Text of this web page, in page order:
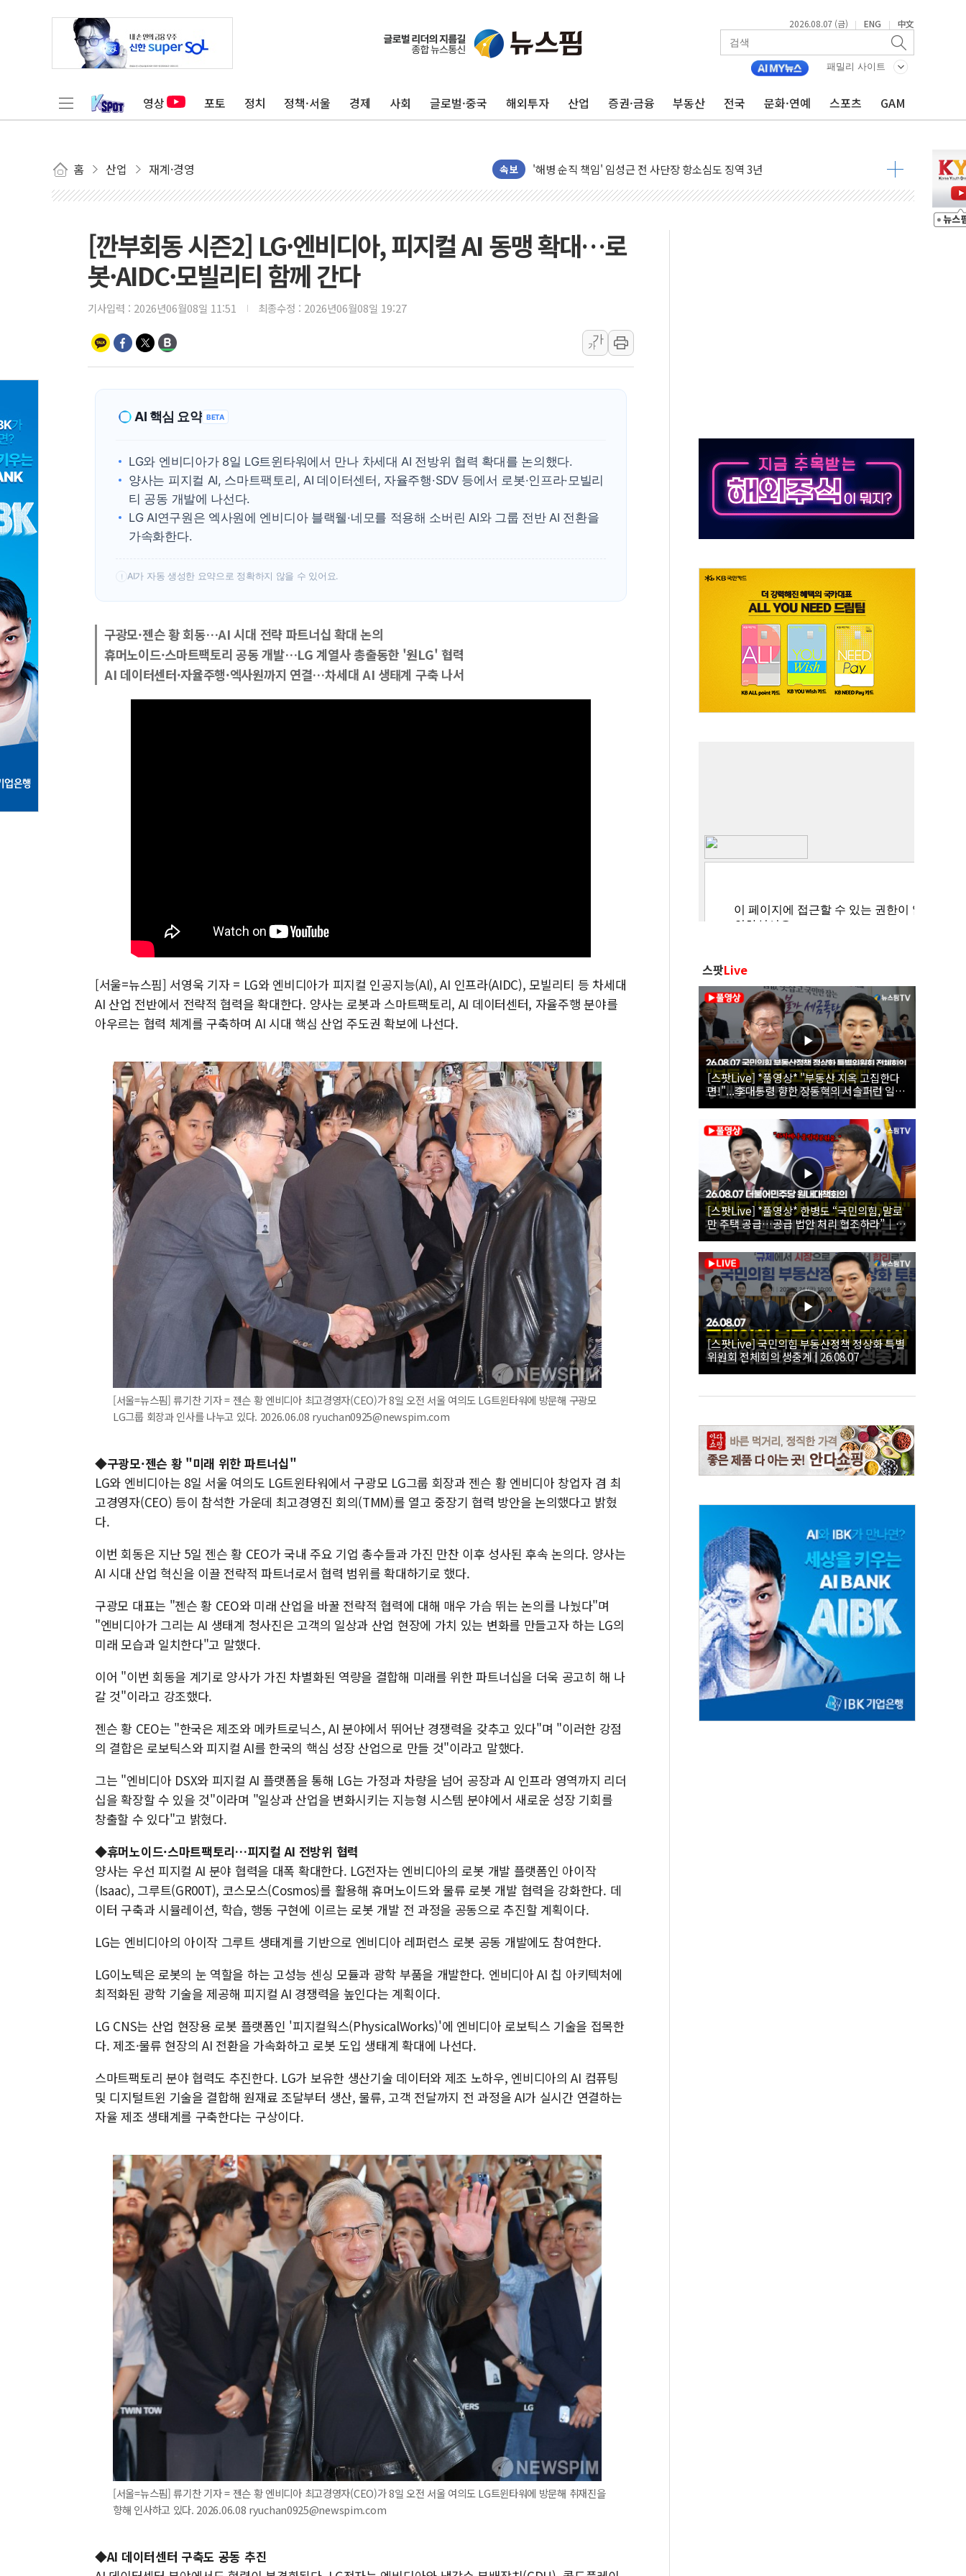
2026.08.07 (금) | ENG | 中文
패밀리 사이트
영상 포토 정치 정책·서울 경제 사회 글로벌·중국 해외투자 산업 증권·금융 부동산 전국 문화·연예 스포츠 GAM
홈 산업 재계·경영 속보
전남광주 화정역 인근 도로 4중 추돌…1명 심정지·5명 부상
청도 문수리 야산서 산불 진화 중...진화헬기 3대 투입
헥토이노베이션, 상반기 매출 첫 2000억원 돌파
우리은행, 고창해상풍력에 4000억 금융 지원
민병덕 "오늘 67개 점포 영업 재개...장바구니에 홈플러스 담아달라" 호소
하나금융이 쏘아 올린 CIFO, 금융지주 포용금융 조직개편 신호탄
"최대 2시간 앞서 침수 예측"…건설연, AI 위험기상 기술 개발
유니슨 "국내생산세액공제·인증제도 개선 수혜 기대"
日, 4~6월 105조원 환시 개입...4월 말 '56조원' 사상 최대
오렌지플래닛 창업재단, 스타트업 지원 프로그램 성료
경찰, '300억대 사기 혐의' 차가원 대표 구속 송치
[깐부회동 시즌2] LG·엔비디아, 피지컬 AI 동맹 확대…로
봇·AIDC·모빌리티 함께 간다
기사입력 : 2026년06월08일 11:51 최종수정 : 2026년06월08일 19:27
가
가
AI 핵심 요약 BETA
LG와 엔비디아가 8일 LG트윈타워에서 만나 차세대 AI 전방위 협력 확대를 논의했다.
양사는 피지컬 AI, 스마트팩토리, AI 데이터센터, 자율주행·SDV 등에서 로봇·인프라·모빌리
티 공동 개발에 나선다.
LG AI연구원은 엑사원에 엔비디아 블랙웰·네모를 적용해 소버린 AI와 그룹 전반 AI 전환을
가속화한다.
! AI가 자동 생성한 요약으로 정확하지 않을 수 있어요.
구광모·젠슨 황 회동…AI 시대 전략 파트너십 확대 논의
휴머노이드·스마트팩토리 공동 개발…LG 계열사 총출동한 '원LG' 협력
AI 데이터센터·자율주행·엑사원까지 연결…차세대 AI 생태계 구축 나서
[서울=뉴스핌] 서영욱 기자 = LG와 엔비디아가 피지컬 인공지능(AI), AI 인프라(AIDC), 모빌리티 등 차세대
AI 산업 전반에서 전략적 협력을 확대한다. 양사는 로봇과 스마트팩토리, AI 데이터센터, 자율주행 분야를
아우르는 협력 체계를 구축하며 AI 시대 핵심 산업 주도권 확보에 나선다.
[서울=뉴스핌] 류기찬 기자 = 젠슨 황 엔비디아 최고경영자(CEO)가 8일 오전 서울 여의도 LG트윈타워에 방문해 구광모
LG그룹 회장과 인사를 나누고 있다. 2026.06.08 ryuchan0925@newspim.com
◆구광모·젠슨 황 "미래 위한 파트너십"
LG와 엔비디아는 8일 서울 여의도 LG트윈타워에서 구광모 LG그룹 회장과 젠슨 황 엔비디아 창업자 겸 최
고경영자(CEO) 등이 참석한 가운데 최고경영진 회의(TMM)를 열고 중장기 협력 방안을 논의했다고 밝혔
다.
이번 회동은 지난 5일 젠슨 황 CEO가 국내 주요 기업 총수들과 가진 만찬 이후 성사된 후속 논의다. 양사는
AI 시대 산업 혁신을 이끌 전략적 파트너로서 협력 범위를 확대하기로 했다.
구광모 대표는 "젠슨 황 CEO와 미래 산업을 바꿀 전략적 협력에 대해 매우 가슴 뛰는 논의를 나눴다"며
"엔비디아가 그리는 AI 생태계 청사진은 고객의 일상과 산업 현장에 가치 있는 변화를 만들고자 하는 LG의
미래 모습과 일치한다"고 말했다.
이어 "이번 회동을 계기로 양사가 가진 차별화된 역량을 결합해 미래를 위한 파트너십을 더욱 공고히 해 나
갈 것"이라고 강조했다.
젠슨 황 CEO는 "한국은 제조와 메카트로닉스, AI 분야에서 뛰어난 경쟁력을 갖추고 있다"며 "이러한 강점
의 결합은 로보틱스와 피지컬 AI를 한국의 핵심 성장 산업으로 만들 것"이라고 말했다.
그는 "엔비디아 DSX와 피지컬 AI 플랫폼을 통해 LG는 가정과 차량을 넘어 공장과 AI 인프라 영역까지 리더
십을 확장할 수 있을 것"이라며 "일상과 산업을 변화시키는 지능형 시스템 분야에서 새로운 성장 기회를
창출할 수 있다"고 밝혔다.
◆휴머노이드·스마트팩토리…피지컬 AI 전방위 협력
양사는 우선 피지컬 AI 분야 협력을 대폭 확대한다. LG전자는 엔비디아의 로봇 개발 플랫폼인 아이작
(Isaac), 그루트(GR00T), 코스모스(Cosmos)를 활용해 휴머노이드와 물류 로봇 개발 협력을 강화한다. 데
이터 구축과 시뮬레이션, 학습, 행동 구현에 이르는 로봇 개발 전 과정을 공동으로 추진할 계획이다.
LG는 엔비디아의 아이작 그루트 생태계를 기반으로 엔비디아 레퍼런스 로봇 공동 개발에도 참여한다.
LG이노텍은 로봇의 눈 역할을 하는 고성능 센싱 모듈과 광학 부품을 개발한다. 엔비디아 AI 칩 아키텍처에
최적화된 광학 기술을 제공해 피지컬 AI 경쟁력을 높인다는 계획이다.
LG CNS는 산업 현장용 로봇 플랫폼인 '피지컬웍스(PhysicalWorks)'에 엔비디아 로보틱스 기술을 접목한
다. 제조·물류 현장의 AI 전환을 가속화하고 로봇 도입 생태계 확대에 나선다.
스마트팩토리 분야 협력도 추진한다. LG가 보유한 생산기술 데이터와 제조 노하우, 엔비디아의 AI 컴퓨팅
및 디지털트윈 기술을 결합해 원재료 조달부터 생산, 물류, 고객 전달까지 전 과정을 AI가 실시간 연결하는
자율 제조 생태계를 구축한다는 구상이다.
[서울=뉴스핌] 류기찬 기자 = 젠슨 황 엔비디아 최고경영자(CEO)가 8일 오전 서울 여의도 LG트윈타워에 방문해 취재진을
향해 인사하고 있다. 2026.06.08 ryuchan0925@newspim.com
◆AI 데이터센터 구축도 공동 추진
스팟Live
[스팟Live] *풀영상* "부동산 지옥 고집한다
면!"...李대통령 향한 장동혁의 서슬퍼런 일갈
| 26.08.07 국민의힘 부동산정책 정상화 특별
위원회 전체회의
[스팟Live] *풀영상* 한병도 “국민의힘, 말로
만 주택 공급…공급 법안 처리 협조하라”｜
26.08.07 더불어민주당 원내대책회의
[스팟Live] 국민의힘 부동산정책 정상화 특별
위원회 전체회의 생중계 | 26.08.07